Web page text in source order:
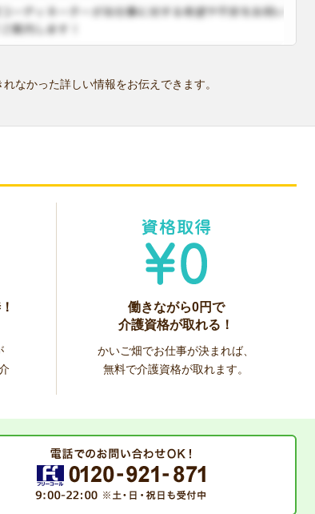
なかった詳しい情報をお伝えできます。
働きながら0円で
介護資格が取れる！
かいご畑でお仕事が決まれば、
無料で介護資格が取れます。